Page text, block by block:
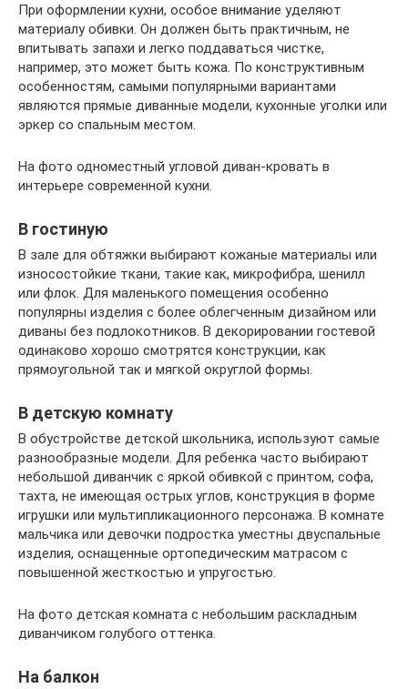
При оформлении кухни, особое внимание уделяют
материалу обивки. Он должен быть практичным, не
впитывать запахи и легко поддаваться чистке,
например, это может быть кожа. По конструктивным
особенностям, самыми популярными вариантами
являются прямые диванные модели, кухонные уголки или
эркер со спальным местом.
На фото одноместный угловой диван-кровать в
интерьере современной кухни.
В гостиную
В зале для обтяжки выбирают кожаные материалы или
износостойкие ткани, такие как, микрофибра, шенилл
или флок. Для маленького помещения особенно
популярны изделия с более облегченным дизайном или
диваны без подлокотников. В декорировании гостевой
одинаково хорошо смотрятся конструкции, как
прямоугольной так и мягкой округлой формы.
В детскую комнату
В обустройстве детской школьника, используют самые
разнообразные модели. Для ребенка часто выбирают
небольшой диванчик с яркой обивкой с принтом, софа,
тахта, не имеющая острых углов, конструкция в форме
игрушки или мультипликационного персонажа. В комнате
мальчика или девочки подростка уместны двуспальные
изделия, оснащенные ортопедическим матрасом с
повышенной жесткостью и упругостью.
На фото детская комната с небольшим раскладным
диванчиком голубого оттенка.
На балкон